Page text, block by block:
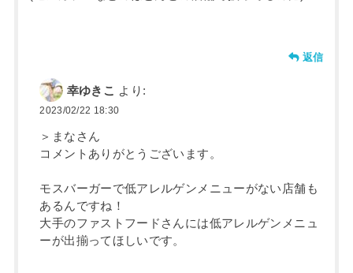
返信
幸ゆきこ より:
2023/02/22 18:30
＞まなさん
コメントありがとうございます。
モスバーガーで低アレルゲンメニューがない店舗も
あるんですね！
大手のファストフードさんには低アレルゲンメニュ
ーが出揃ってほしいです。